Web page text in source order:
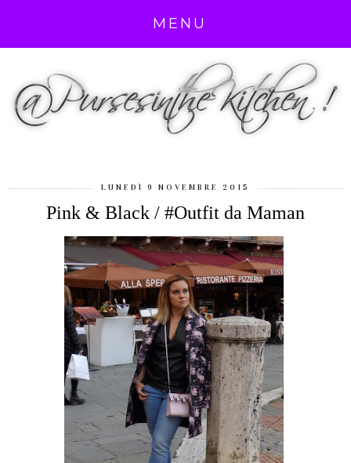
MENU
LUNEDÌ 9 NOVEMBRE 2015
Pink & Black / #Outfit da Maman